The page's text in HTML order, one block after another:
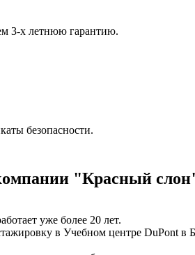
3-х летнюю гарантию.
безопасности.
"Красный
уже более 20 лет.
в Учебном центре DuPont в